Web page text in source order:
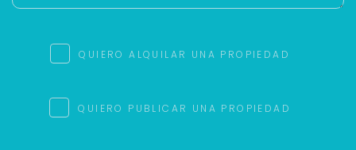
QUIERO ALQUILAR UNA PROPIEDAD
QUIERO PUBLICAR UNA PROPIEDAD